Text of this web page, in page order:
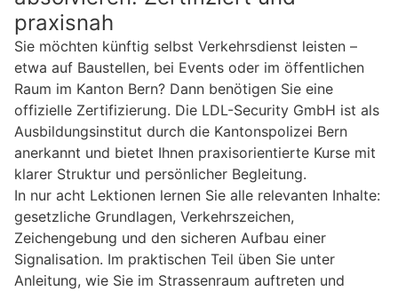
praxisnah
Sie möchten künftig selbst Verkehrsdienst leisten –
etwa auf Baustellen, bei Events oder im öffentlichen
Raum im Kanton Bern? Dann benötigen Sie eine
offizielle Zertifizierung. Die LDL-Security GmbH ist als
Ausbildungsinstitut durch die Kantonspolizei Bern
anerkannt und bietet Ihnen praxisorientierte Kurse mit
klarer Struktur und persönlicher Begleitung.
In nur acht Lektionen lernen Sie alle relevanten Inhalte:
gesetzliche Grundlagen, Verkehrszeichen,
Zeichengebung und den sicheren Aufbau einer
Signalisation. Im praktischen Teil üben Sie unter
Anleitung, wie Sie im Strassenraum auftreten und